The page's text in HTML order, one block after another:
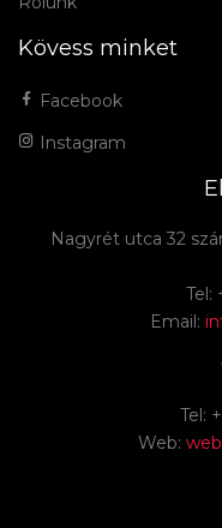
Kövess minket
Facebook
Instagram
Nagyrét utca 32
Tel:
Email:
Tel:
Web: